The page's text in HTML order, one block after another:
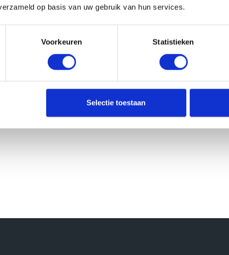
op basis van uw gebruik van hun services.
Voorkeuren Statistieken
Selectie toestaan